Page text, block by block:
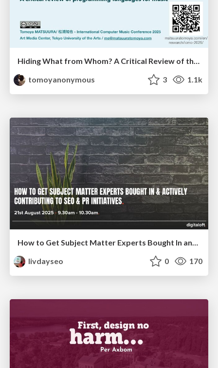
Hiding What from Whom? A Critical Review of the History of Programming languages for Music
tomoyanonymous
3 1.1k
How to Get Subject Matter Experts Bought In and Actively Contributing to SEO & PR Initiatives.
livdayseo
0 170